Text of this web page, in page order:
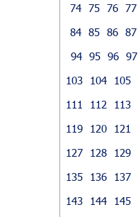
74 75 76 77
84 85 86 87
94 95 96 97
103
104 105
111
112 113
119
120 121
127
128 129
135
136 137
143
144 145